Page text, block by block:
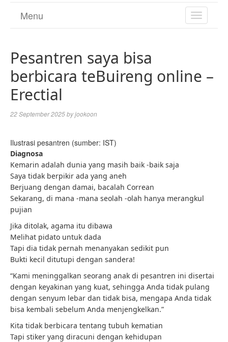
TOGGLE
Menu
Pesantren saya bisa
berbicara teBuireng online –
Erectial
22 September 2025byjookoon
Ilustrasi pesantren (sumber: IST)
Diagnosa
Kemarin adalah dunia yang masih baik -baik saja
Saya tidak berpikir ada yang aneh
Berjuang dengan damai, bacalah Correan
Sekarang, di mana -mana seolah -olah hanya merangkul
pujian
Jika ditolak, agama itu dibawa
Melihat pidato untuk dada
Tapi dia tidak pernah menanyakan sedikit pun
Bukti kecil ditutupi dengan sandera!
“Kami meninggalkan seorang anak di pesantren ini disertai
dengan keyakinan yang kuat, sehingga Anda tidak pulang
dengan senyum lebar dan tidak bisa, mengapa Anda tidak
bisa kembali sebelum Anda menjengkelkan.”
Kita tidak berbicara tentang tubuh kematian
Tapi stiker yang diracuni dengan kehidupan